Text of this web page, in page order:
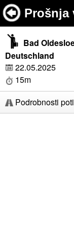
Prošnja
Bad
Deutschland
22.05.2025
15m
Podrobnosti poti